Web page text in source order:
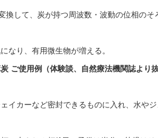
換して、炭が持つ周波数・波動の位相のそ
なり、有用微生物が増える。
ご使用例（体験談、自然療法機関誌より
イカーなど密封できるものに入れ、水や